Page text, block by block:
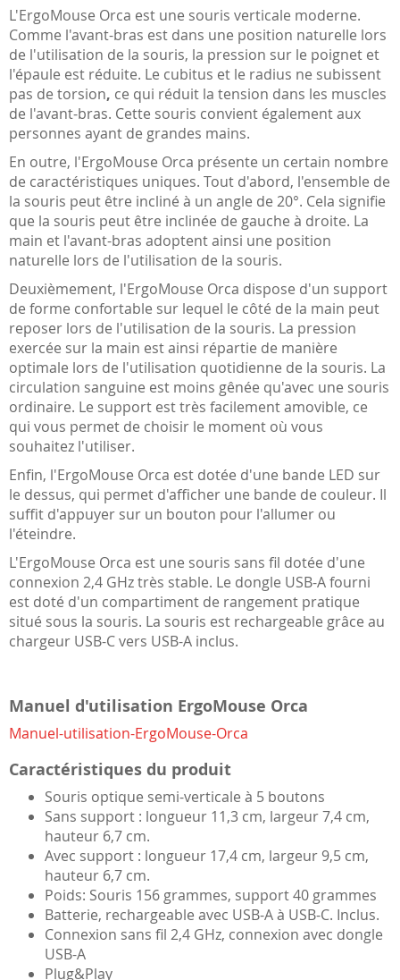
L'ErgoMouse Orca est une souris verticale moderne.
Comme l'avant-bras est dans une position naturelle lors
de l'utilisation de la souris, la pression sur le poignet et
l'épaule est réduite. Le cubitus et le radius ne subissent
pas de torsion, ce qui réduit la tension dans les muscles
de l'avant-bras. Cette souris convient également aux
personnes ayant de grandes mains.
En outre, l'ErgoMouse Orca présente un certain nombre
de caractéristiques uniques. Tout d'abord, l'ensemble de
la souris peut être incliné à un angle de 20°. Cela signifie
que la souris peut être inclinée de gauche à droite. La
main et l'avant-bras adoptent ainsi une position
naturelle lors de l'utilisation de la souris.
Deuxièmement, l'ErgoMouse Orca dispose d'un support
de forme confortable sur lequel le côté de la main peut
reposer lors de l'utilisation de la souris. La pression
exercée sur la main est ainsi répartie de manière
optimale lors de l'utilisation quotidienne de la souris. La
circulation sanguine est moins gênée qu'avec une souris
ordinaire. Le support est très facilement amovible, ce
qui vous permet de choisir le moment où vous
souhaitez l'utiliser.
Enfin, l'ErgoMouse Orca est dotée d'une bande LED sur
le dessus, qui permet d'afficher une bande de couleur. Il
suffit d'appuyer sur un bouton pour l'allumer ou
l'éteindre.
L'ErgoMouse Orca est une souris sans fil dotée d'une
connexion 2,4 GHz très stable. Le dongle USB-A fourni
est doté d'un compartiment de rangement pratique
situé sous la souris. La souris est rechargeable grâce au
chargeur USB-C vers USB-A inclus.
Manuel d'utilisation ErgoMouse Orca
Manuel-utilisation-ErgoMouse-Orca
Caractéristiques du produit
Souris optique semi-verticale à 5 boutons
Sans support : longueur 11,3 cm, largeur 7,4 cm,
hauteur 6,7 cm.
Avec support : longueur 17,4 cm, largeur 9,5 cm,
hauteur 6,7 cm.
Poids: Souris 156 grammes, support 40 grammes
Batterie, rechargeable avec USB-A à USB-C. Inclus.
Connexion sans fil 2,4 GHz, connexion avec dongle
USB-A
Plug&Play